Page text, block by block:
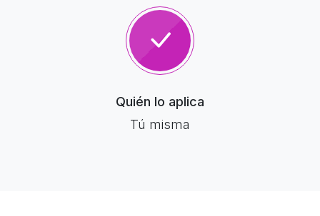
Quién lo aplica
Tú misma